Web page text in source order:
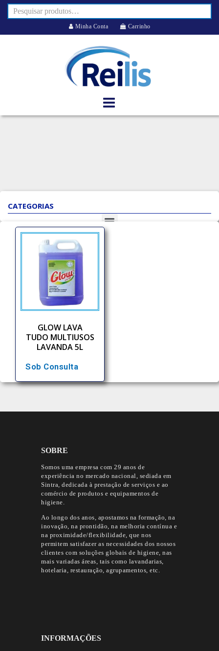
Minha Conta Carrinho
CATEGORIAS
GLOW LAVA
TUDO MULTIUSOS
LAVANDA 5L
Sob Consulta
SOBRE
Somos uma empresa com 29 anos de
experiência no mercado nacional, sediada em
Sintra, dedicada à prestação de serviços e ao
comércio de produtos e equipamentos de
higiene.
Ao longo dos anos, apostamos na formação, na
inovação, na prontidão, na melhoria contínua e
na proximidade/flexibilidade, que nos
permitem satisfazer as necessidades dos nossos
clientes com soluções globais de higiene, nas
mais variadas áreas, tais como lavandarias,
hotelaria, restauração, agrupamentos, etc.
INFORMAÇÕES